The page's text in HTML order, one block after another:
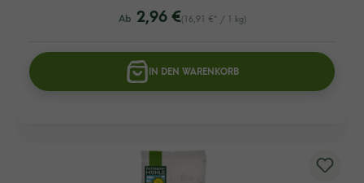
(16,91 €* / 1 kg)
listing.regularPriceLabel
Ab 2,96 €
IN DEN WARENKORB